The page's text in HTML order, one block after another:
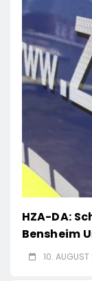
HZA-DA:
Bensheim
10.